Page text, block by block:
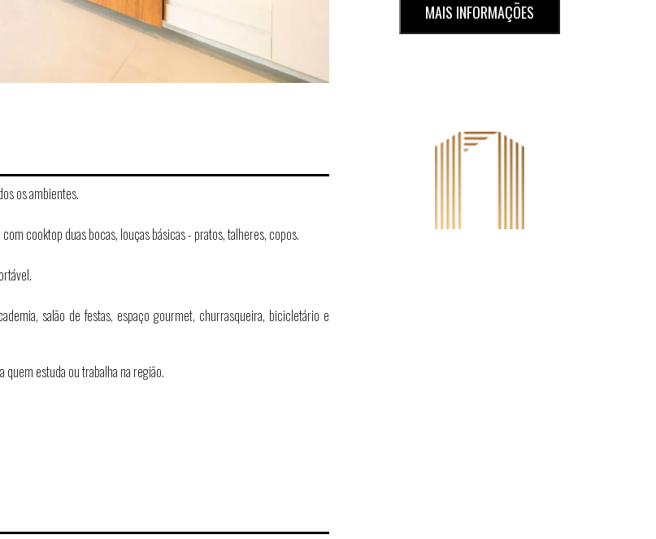
os ambientes.
cooktop duas bocas, louças básicas - pratos, talheres, copos.
salão de festas, espaço gourmet, churrasqueira, bicicletário e
quem estuda ou trabalha na região.
MAIS INFORMAÇÕES